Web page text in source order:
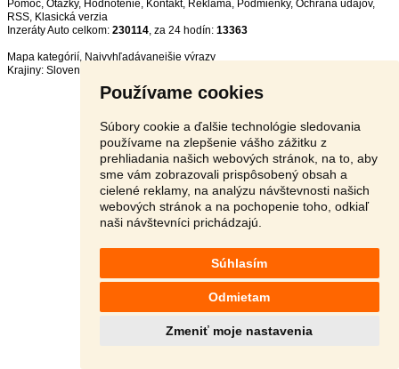
Používame cookies
Súbory cookie a ďalšie technológie sledovania
používame na zlepšenie vášho zážitku z
prehliadania našich webových stránok, na to, aby
sme vám zobrazovali prispôsobený obsah a
cielené reklamy, na analýzu návštevnosti našich
webových stránok a na pochopenie toho, odkiaľ
naši návštevníci prichádzajú.
Súhlasím
Odmietam
Zmeniť moje nastavenia
Pomoc, Otázky, Hodnotenie, Kontakt, Reklama, Podmienky, Ochrana údajov,
RSS,
Inzeráty Auto celkom: 230114, za 24 hodín: 13363
Mapa kategórií, Najvyhľadávanejšie výrazy
Krajiny: Slovensko